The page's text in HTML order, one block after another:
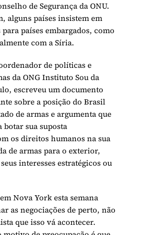
de Segurança da ONU.
alguns países insistem em
países embargados, como
com a Síria.
de políticas e
da ONG Instituto Sou da
escreveu um documento
sobre a posição do Brasil
de armas e argumenta que
sua suposta
os direitos humanos na sua
de armas para o exterior,
interesses estratégicos ou
Nova York esta semana
as negociações de perto, não
que isso vá acontecer.